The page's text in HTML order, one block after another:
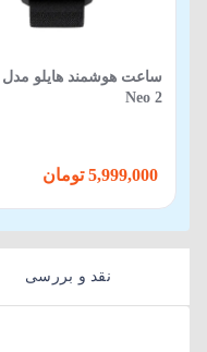
Neo 2
نقد و بررسی